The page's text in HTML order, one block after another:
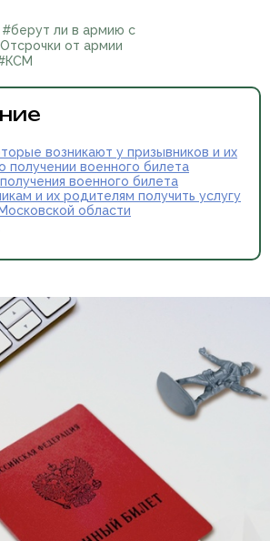
#берут ли в армию с
от армии
возникают у призывников и их
получении военного билета
военного билета
и их родителям получить услугу
области